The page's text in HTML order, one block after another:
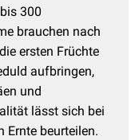
300
brauchen nach
ersten Früchte
aufbringen,
und
lässt sich bei
Ernte beurteilen.